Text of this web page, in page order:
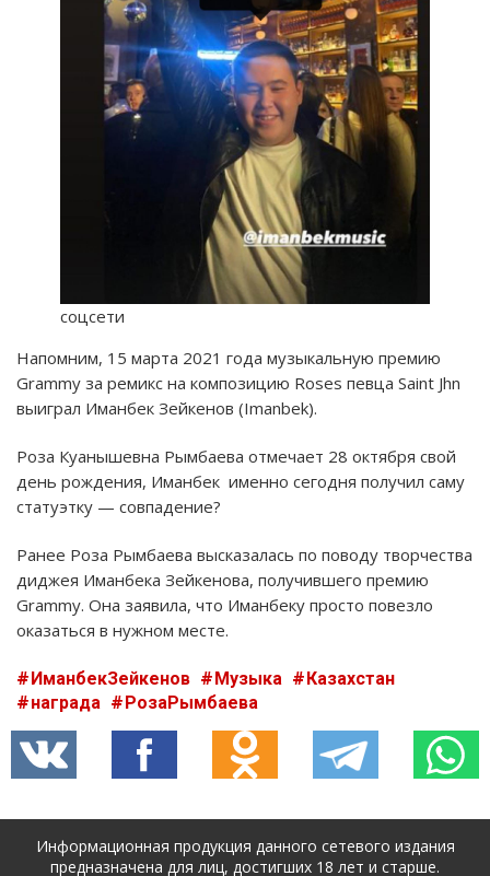
соцсети
Напомним, 15 марта 2021 года музыкальную премию
Grammy за ремикс на композицию Roses певца Saint Jhn
выиграл Иманбек Зейкенов (Imanbek).
Роза Куанышевна Рымбаева отмечает 28 октября свой
день рождения, Иманбек именно сегодня получил саму
статуэтку — совпадение?
Ранее Роза Рымбаева высказалась по поводу творчества
диджея Иманбека Зейкенова, получившего премию
Grammy. Она заявила, что Иманбеку просто повезло
оказаться в нужном месте.
ИманбекЗейкенов Музыка
Казахстан
награда
РозаРымбаева
Информационная продукция данного сетевого издания
предназначена для лиц, достигших 18 лет и старше.